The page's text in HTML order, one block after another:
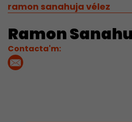
ramon sanahuja vélez
Ramon
Contacta'm: